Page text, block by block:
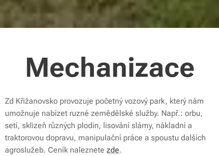
Mechanizace
Zd Křižanovsko provozuje početný vozový park, který nám
umožnuje nabízet ruzné zemědělské služby. Např.: orbu,
setí, sklizeň různých plodin, lisování slámy, nákladní a
traktorovou dopravu, manipulační práce a spoustu dalších
agroslužeb. Ceník naleznete zde.